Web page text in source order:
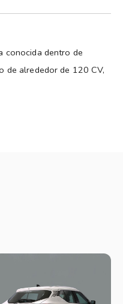
conocida dentro de
de alrededor de 120 CV,
bajo mantenimiento
probado, simple y sin
más cambia respecto al
Nissan le dio una
renovada, ópticas